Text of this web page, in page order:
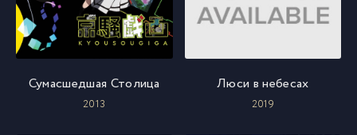
Сумасшедшая Столица
2013
Люси в небесах
2019